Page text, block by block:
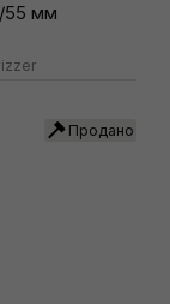
55 мм
Продано